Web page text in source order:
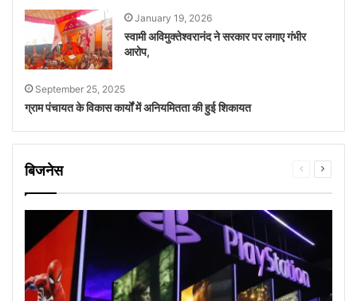
January 19, 2026
स्वामी अविमुक्तेश्वरानंद ने सरकार पर लगाए गंभीर
आरोप,
September 25, 2025
ग्राम पंचायत के विकास कार्यों में अनियमितता की हुई शिकायत
बिजनेस
Previous